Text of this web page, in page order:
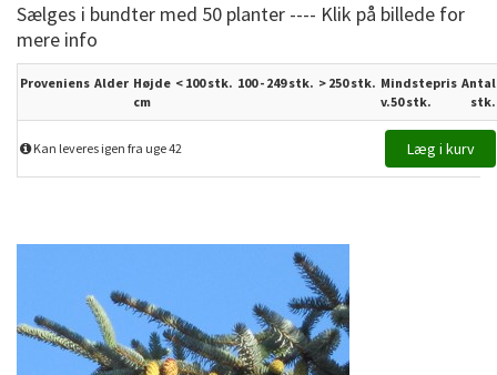
Sælges i bundter med 50 planter ---- Klik på billede for
mere info
Proveniens Alder Højde
cm
< 100 stk. 100 - 249 stk. > 250stk. Mindstepris
v.50 stk.
Antal
stk.
Kan leveres igen fra uge 42